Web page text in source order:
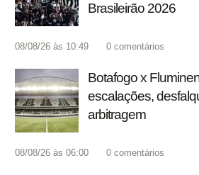
Brasileirão 2026
08/08/26 às 10:49 0 comentários
Botafogo x
escalações,
arbitragem
08/08/26 às 06:00 0 comentários